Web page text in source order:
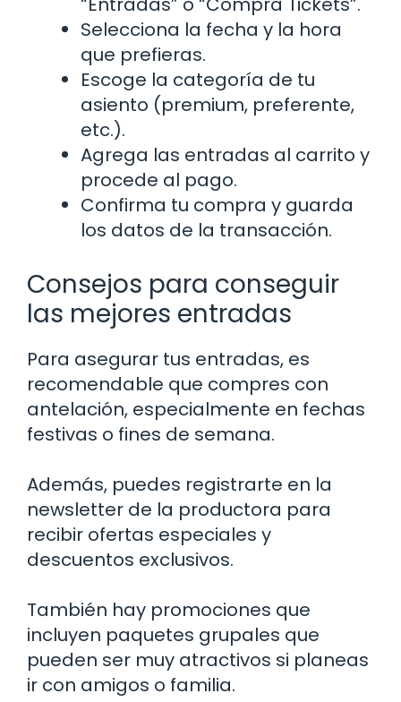
Selecciona la fecha y la hora
que prefieras.
Escoge la categoría de tu
asiento (premium, preferente,
etc.).
Agrega las entradas al carrito y
procede al pago.
Confirma tu compra y guarda
los datos de la transacción.
Consejos para conseguir
las mejores entradas
Para asegurar tus entradas, es
recomendable que compres con
antelación, especialmente en fechas
festivas o fines de semana.
Además, puedes registrarte en la
newsletter de la productora para
recibir ofertas especiales y
descuentos exclusivos.
También hay promociones que
incluyen paquetes grupales que
pueden ser muy atractivos si planeas
ir con amigos o familia.